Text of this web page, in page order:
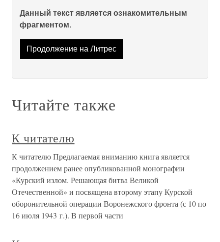
Данный текст является ознакомительным
фрагментом.
Продолжение на Литрес
Читайте также
К читателю
К читателю Предлагаемая вниманию книга является
продолжением ранее опубликованной монографии
«Курский излом. Решающая битва Великой
Отечественной» и посвящена второму этапу Курской
оборонительной операции Воронежского фронта (с 10 по
16 июля 1943 г.). В первой части